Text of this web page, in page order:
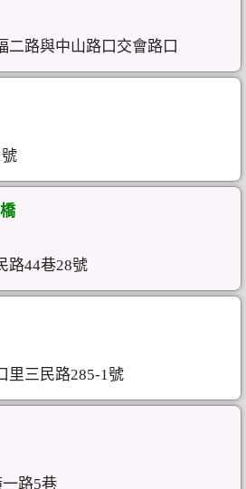
二路與中山路口交會路口
路44巷28號
里三民路285-1號
路5巷